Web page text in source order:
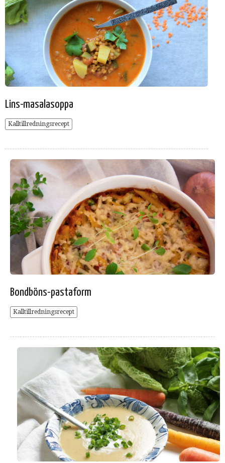
Lins-masalasoppa
Kalltillredningsrecept
Bondböns-pastaform
Kalltillredningsrecept